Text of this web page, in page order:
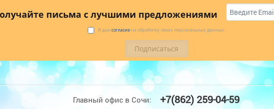
письма с лучшими предложениями
Я даюсогласие на обработку своих персональных данных.
Главный офис в Сочи: +7(862) 259-04-59